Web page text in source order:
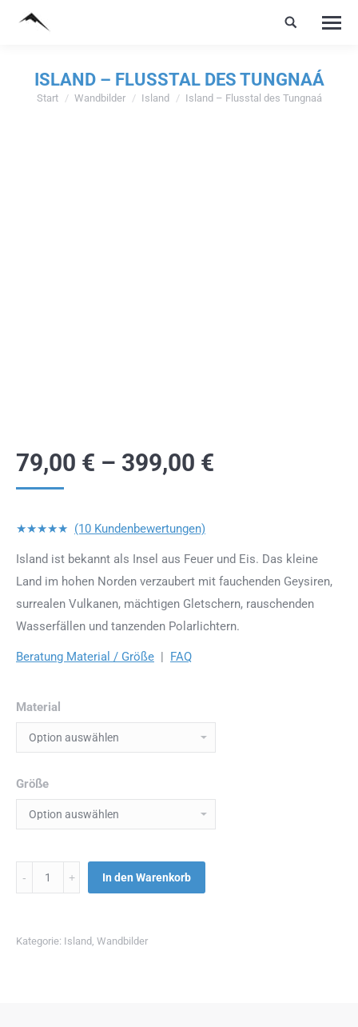
ISLAND – FLUSSTAL DES TUNGNAÁ
Sie befinden sich hier:
Start Wandbilder Island Island – Flusstal des Tungnaá
79,00 € – 399,00 €
★★★★★ (10 Kundenbewertungen)
Island ist bekannt als Insel aus Feuer und Eis. Das kleine
Land im hohen Norden verzaubert mit fauchenden Geysiren,
surrealen Vulkanen, mächtigen Gletschern, rauschenden
Wasserfällen und tanzenden Polarlichtern.
Beratung Material / Größe | FAQ
Material
Größe
Menge In den Warenkorb
Kategorie: Island Wandbilder